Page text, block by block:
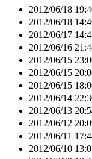
2012/06/18
2012/06/18
2012/06/17
2012/06/16
2012/06/15
2012/06/15
2012/06/15
2012/06/14
2012/06/13
2012/06/12
2012/06/11
2012/06/10